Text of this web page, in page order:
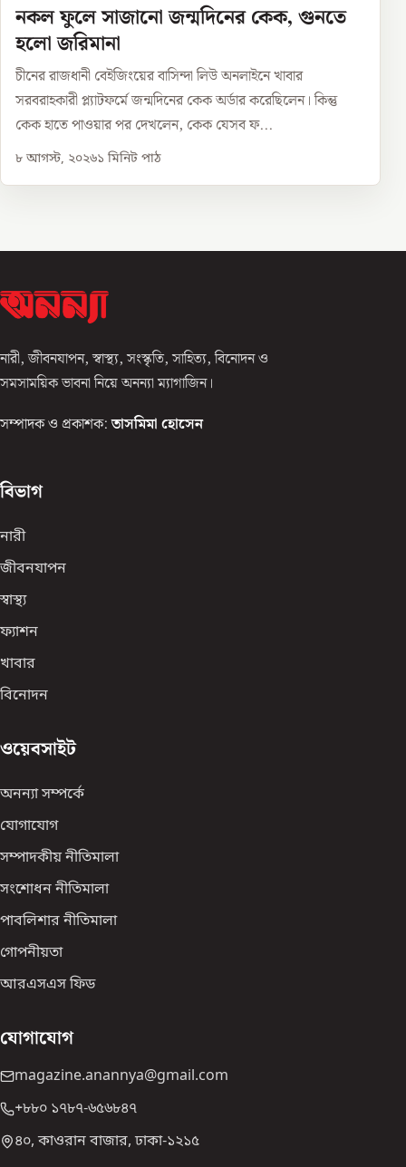
নকল ফুলে সাজানো জন্মদিনের কেক, গুনতে
হলো জরিমানা
চীনের রাজধানী বেইজিংয়ের বাসিন্দা লিউ অনলাইনে খাবার
সরবরাহকারী প্ল্যাটফর্মে জন্মদিনের কেক অর্ডার করেছিলেন। কিন্তু
কেক হাতে পাওয়ার পর দেখলেন, কেক যেসব ফ...
৮ আগস্ট, ২০২৬১ মিনিট পাঠ
নারী, জীবনযাপন, স্বাস্থ্য, সংস্কৃতি, সাহিত্য, বিনোদন ও
সমসাময়িক ভাবনা নিয়ে অনন্যা ম্যাগাজিন।
সম্পাদক ও প্রকাশক: তাসমিমা হোসেন
বিভাগ
নারী
জীবনযাপন
স্বাস্থ্য
ফ্যাশন
খাবার
বিনোদন
ওয়েবসাইট
অনন্যা সম্পর্কে
যোগাযোগ
সম্পাদকীয় নীতিমালা
সংশোধন নীতিমালা
পাবলিশার নীতিমালা
গোপনীয়তা
আরএসএস ফিড
যোগাযোগ
magazine.anannya@gmail.com
+৮৮০ ১৭৮৭-৬৫৬৮৪৭
৪০, কাওরান বাজার, ঢাকা-১২১৫